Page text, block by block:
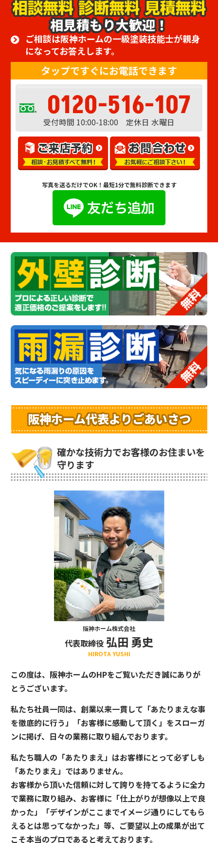
相見積もり大歓迎！
ご相談は阪神ホームの一級塗装技能士が親身
になってお答えします。
タップですぐにお電話できます
0120-516-107
受付時間 10:00-18:00 定休日 水曜日
写真を送るだけでOK！ 最短1分で無料診断できます
阪神ホーム代表よりごあいさつ
確かな技術力でお客様のお住まいを
守ります
阪神ホーム株式会社
代表取締役 弘田 勇史
HIROTA YUSHI
この度は、阪神ホームのHPをご覧いただき誠にありが
とうございます。
私たち社員一同は、創業以来一貫して「あたりまえな事
を徹底的に行う」「お客様に感動して頂く」をスローガ
ンに掲げ、日々の業務に取り組んでおります。
私たち職人の「あたりまえ」はお客様にとって必ずしも
「あたりまえ」ではありません。
お客様から頂いた信頼に対して誇りを持てるように全力
で業務に取り組み、お客様に「仕上がりが想像以上で良
かった」「デザインがここまでイメージ通りにしてもら
えるとは思ってなかった」等、ご要望以上の成果が出て
こそ本当のプロであると考えております。